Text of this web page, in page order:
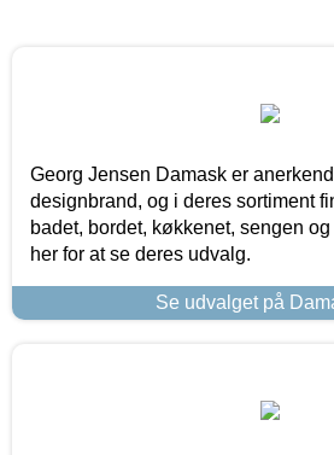
Georg Jensen Damask er
designbrand, og i deres sortiment
badet, bordet, køkkenet, sengen
her for at se deres udvalg.
Se udvalget på